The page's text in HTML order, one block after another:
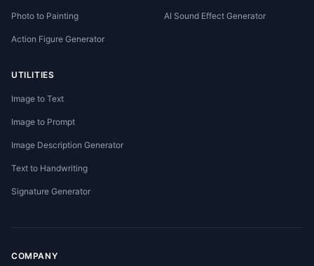
Photo to Painting
Action Figure Generator
AI Sound Effect Generator
UTILITIES
Image to Text
Image to Prompt
Image Description Generator
Text to Handwriting
Signature Generator
COMPANY